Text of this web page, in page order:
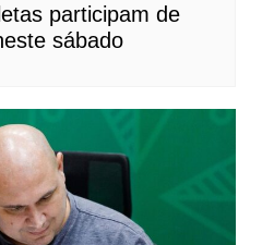
participam de
sábado